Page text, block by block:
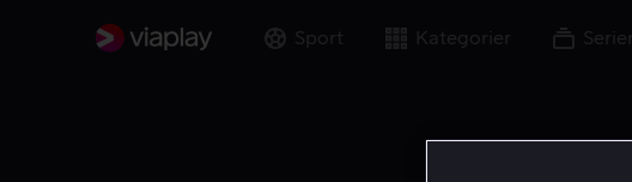
Sport Kategorier Serier